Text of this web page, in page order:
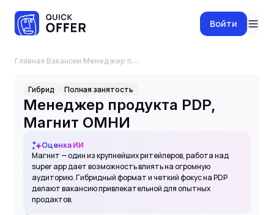
Войти
Главная·Вакансии· Менеджер продукта PDP, Магнит ОМНИ
Гибрид Полная занятость
Менеджер продукта PDP,
Магнит ОМНИ
Оценка ИИ
Магнит — один из крупнейших ритейлеров, работа над
super app дает возможность влиять на огромную
аудиторию. Гибридный формат и четкий фокус на PDP
делают вакансию привлекательной для опытных
продактов.